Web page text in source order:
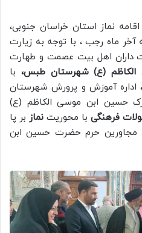
نماز استان خراسان جنوبی،
آخر ماه رجب ، با توجه به زیارت
داران اهل بیت عصمت و طهارت
(ع) شهرستان طبس، با
اداره آموزش و پرورش شهرستان
حسین ابن موسی الکاظم (ع)
فرهنگی با محوریت نماز بر پا
مجاورین حرم حضرت حسین ابن